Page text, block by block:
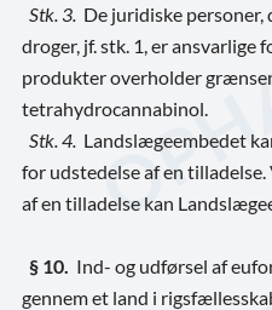
Stk. 3. De juridiske
droger, jf. stk. 1, er ansvarlige
produkter overholder
tetrahydrocannabinol.
Stk. 4. Landslægeembedet
for udstedelse af en
af en tilladelse kan
§ 10. Ind- og udførsel af
gennem et land i